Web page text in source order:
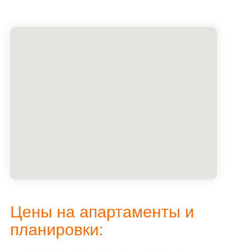
Цены на апартаменты и
планировки: